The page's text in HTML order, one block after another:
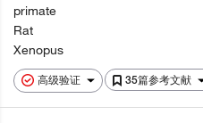
高级验证 35篇参考文献
primate
Rat
Xenopus